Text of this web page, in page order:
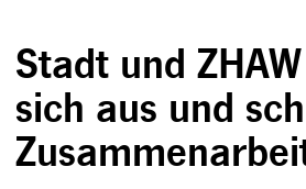
Stadt und
sich aus und